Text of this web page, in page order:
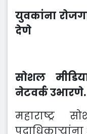
युवकांना
देणे
सोशल
नेटवर्क उभारणे.
महाराष्ट्र